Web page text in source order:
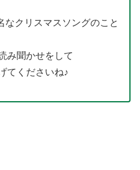
なクリスマスソングのこと
み聞かせをして
てくださいね♪